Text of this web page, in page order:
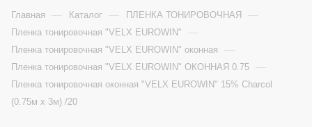
Главная — Каталог — ПЛЕНКА ТОНИРОВОЧНАЯ —
Пленка тонировочная "VELX EUROWIN" —
Пленка тонировочная "VELX EUROWIN" оконная —
Пленка тонировочная "VELX EUROWIN" ОКОННАЯ 0.75 —
Пленка тонировочная оконная "VELX EUROWIN" 15% Сharcol
(0.75м х 3м) /20